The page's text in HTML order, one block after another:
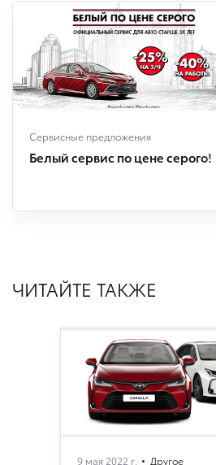
Сервисные предложения
Белый сервис по цене серого!
ЧИТАЙТЕ ТАКЖЕ
9 мая 2022 г. Другое